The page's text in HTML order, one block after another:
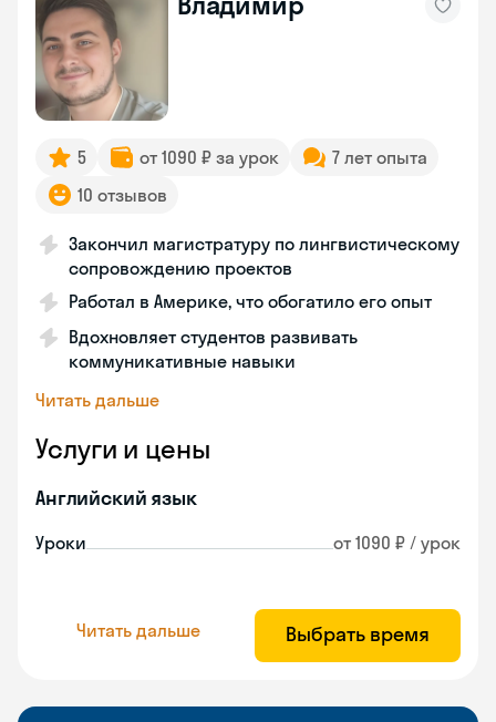
5 от 1090 ₽ за урок
7 лет опыта
10 отзывов
Закончил магистратуру по лингвистическому
сопровождению проектов
Работал в Америке, что обогатило его опыт
Вдохновляет студентов развивать
коммуникативные навыки
Читать дальше
Услуги и цены
Английский язык
Уроки от 1090 ₽ / урок
Читать дальше Выбрать время